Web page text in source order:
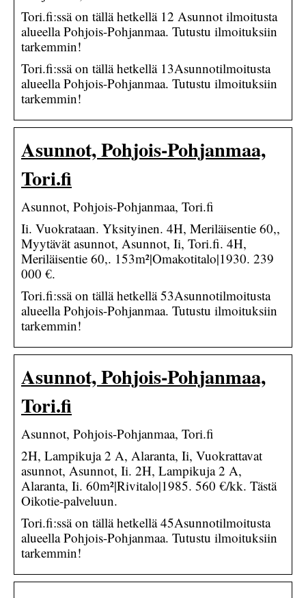
Tori.fi:ssä on tällä hetkellä 12 Asunnot ilmoitusta
alueella Pohjois-Pohjanmaa. Tutustu ilmoituksiin
tarkemmin!
Tori.fi:ssä on tällä hetkellä 13Asunnotilmoitusta
alueella Pohjois-Pohjanmaa. Tutustu ilmoituksiin
tarkemmin!
Asunnot, Pohjois-Pohjanmaa,
Tori.fi
Asunnot, Pohjois-Pohjanmaa, Tori.fi
Ii. Vuokrataan. Yksityinen. 4H, Meriläisentie 60,,
Myytävät asunnot, Asunnot, Ii, Tori.fi. 4H,
Meriläisentie 60,. 153m²|Omakotitalo|1930. 239
000 €.
Tori.fi:ssä on tällä hetkellä 53Asunnotilmoitusta
alueella Pohjois-Pohjanmaa. Tutustu ilmoituksiin
tarkemmin!
Asunnot, Pohjois-Pohjanmaa,
Tori.fi
Asunnot, Pohjois-Pohjanmaa, Tori.fi
2H, Lampikuja 2 A, Alaranta, Ii, Vuokrattavat
asunnot, Asunnot, Ii. 2H, Lampikuja 2 A,
Alaranta, Ii. 60m²|Rivitalo|1985. 560 €/kk. Tästä
Oikotie-palveluun.
Tori.fi:ssä on tällä hetkellä 45Asunnotilmoitusta
alueella Pohjois-Pohjanmaa. Tutustu ilmoituksiin
tarkemmin!